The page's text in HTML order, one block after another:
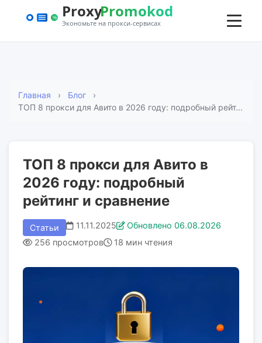
Главная
Блог
ТОП 8 прокси для Авито в 2026 году: подробный рейт...
ТОП 8 прокси для Авито в
2026 году: подробный
рейтинг и сравнение
Статьи 11.11.2025
Обновлено 06.08.2026
256 просмотров
18 мин чтения